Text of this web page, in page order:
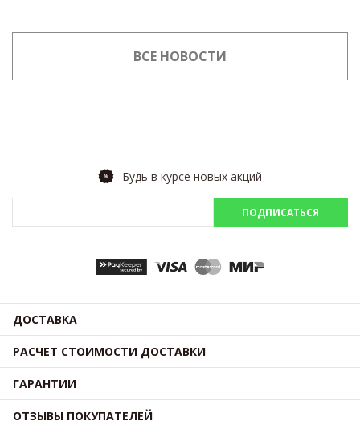
ВСЕ НОВОСТИ
Будь в курсе новых акций
ПОДПИСАТЬСЯ
ДОСТАВКА
РАСЧЕТ СТОИМОСТИ ДОСТАВКИ
ГАРАНТИИ
ОТЗЫВЫ ПОКУПАТЕЛЕЙ